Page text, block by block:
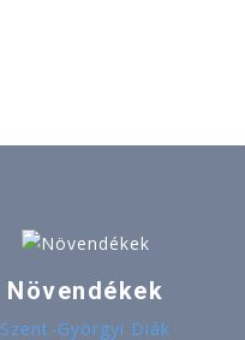
Növendékek
Szent-Györgyi Diák